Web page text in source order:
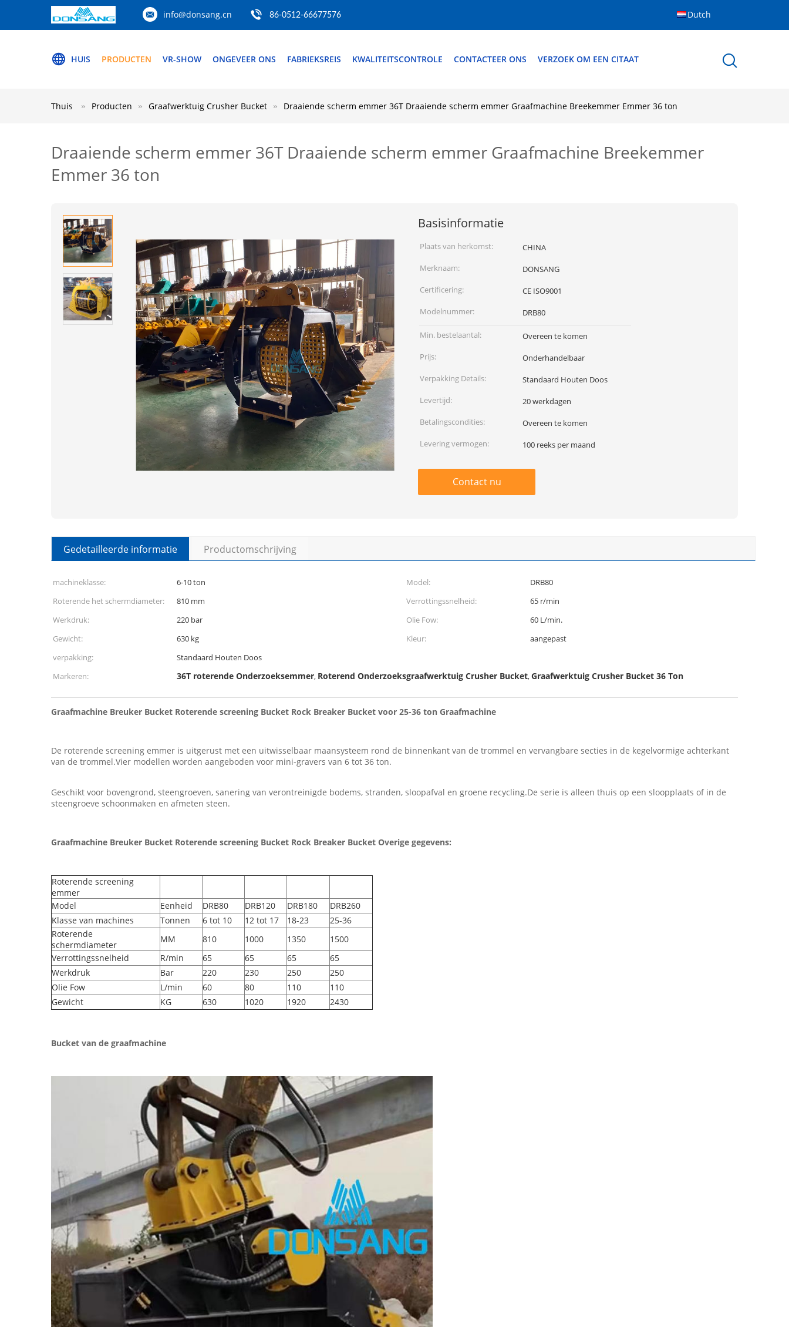
info@donsang.cn 86-0512-66677576 Dutch
HUIS PRODUCTEN VR-SHOW ONGEVEER ONS FABRIEKSREIS KWALITEITSCONTROLE CONTACTEER ONS VERZOEK OM EEN CITAAT
Thuis Producten Graafwerktuig Crusher Bucket Draaiende scherm emmer 36T Draaiende scherm emmer Graafmachine Breekemmer Emmer 36 ton
Draaiende scherm emmer 36T Draaiende scherm emmer Graafmachine Breekemmer
Emmer 36 ton
Basisinformatie
Plaats van herkomst:
CHINA
Merknaam:
DONSANG
Certificering:
CE ISO9001
Modelnummer:
DRB80
Min. bestelaantal:
Overeen te komen
Prijs:
Onderhandelbaar
Verpakking Details:
Standaard Houten Doos
Levertijd:
20 werkdagen
Betalingscondities:
Overeen te komen
Levering vermogen:
100 reeks per maand
Contact nu
Gedetailleerde informatie Productomschrijving
machineklasse: 6-10 ton Model:
DRB80
Roterende het schermdiameter:
810 mm Verrottingssnelheid:
65 r/min
Werkdruk:
220 bar Olie Fow:
60 L/min.
Gewicht:
630 kg Kleur:
aangepast
verpakking:
Standaard Houten Doos
Markeren:
36T roterende Onderzoeksemmer, Roterend Onderzoeksgraafwerktuig Crusher Bucket,Graafwerktuig Crusher Bucket 36 Ton
Graafmachine Breuker Bucket Roterende screening Bucket Rock Breaker Bucket voor 25-36 ton Graafmachine
De roterende screening emmer is uitgerust met een uitwisselbaar maansysteem rond de binnenkant van de trommel en vervangbare secties in de kegelvormige achterkant
van de trommel.Vier modellen worden aangeboden voor mini-gravers van 6 tot 36 ton.
Geschikt voor bovengrond, steengroeven, sanering van verontreinigde bodems, stranden, sloopafval en groene recycling.De serie is alleen thuis op een sloopplaats of in de
steengroeve schoonmaken en afmeten steen.
Graafmachine Breuker Bucket Roterende screening Bucket Rock Breaker Bucket Overige gegevens:
Roterende screening
emmer
Model
Eenheid DRB80 DRB120 DRB180
DRB260
Klasse van machines
Tonnen 6 tot 10 12 tot 17 18-23
25-36
Roterende
schermdiameter
MM 810 1000 1350
1500
Verrottingssnelheid
R/min 65 65 65
65
Werkdruk
Bar 220 230 250
250
Olie Fow
L/min 60 80 110
110
Gewicht
KG 630 1020 1920 2430
Bucket van de graafmachine